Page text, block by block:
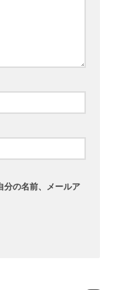
分の名前、メールア